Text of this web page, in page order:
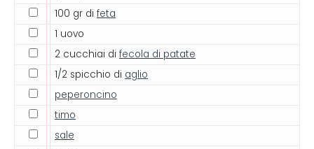
100 gr di feta
1 uovo
2 cucchiai di fecola di patate
1/2 spicchio di aglio
peperoncino
timo
sale